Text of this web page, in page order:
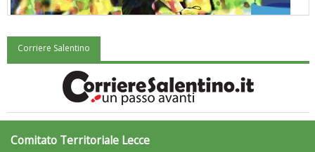
"Superare gli ostacoli": la relazione di Tiziano Pesce al CN Uisp
Corriere Salentino
Comitato Territoriale Lecce